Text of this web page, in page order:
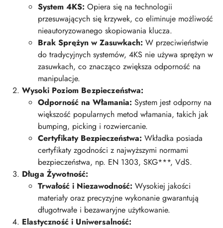
System 4KS: Opiera się na technologii
przesuwających się krzywek, co eliminuje możliwość
nieautoryzowanego skopiowania klucza.
Brak Sprężyn w Zasuwkach: W przeciwieństwie
do tradycyjnych systemów, 4KS nie używa sprężyn w
zasuwkach, co znacząco zwiększa odporność na
manipulacje.
Wysoki Poziom Bezpieczeństwa:
Odporność na Włamania: System jest odporny na
większość popularnych metod włamania, takich jak
bumping, picking i rozwiercanie.
Certyfikaty Bezpieczeństwa: Wkładka posiada
certyfikaty zgodności z najwyższymi normami
bezpieczeństwa, np. EN 1303, SKG***, VdS.
Długa Żywotność:
Trwałość i Niezawodność: Wysokiej jakości
materiały oraz precyzyjne wykonanie gwarantują
długotrwałe i bezawaryjne użytkowanie.
Elastyczność i Uniwersalność: